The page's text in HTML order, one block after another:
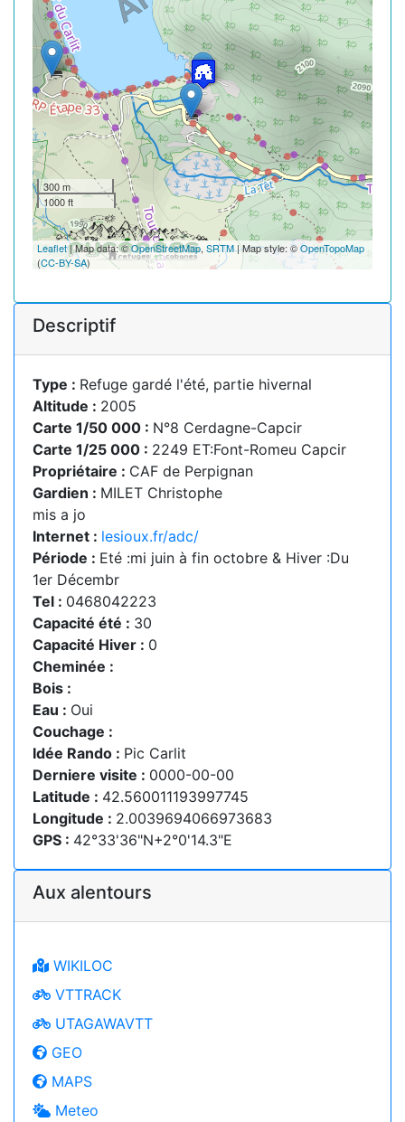
300 m
1000 ft
Leaflet| Map data: ©OpenStreetMap, SRTM| Map style: ©OpenTopoMap
(CC-BY-SA)
Descriptif
Type : Refuge gardé l'été, partie hivernal
Altitude : 2005
Carte 1/50 000 : N°8 Cerdagne-Capcir
Carte 1/25 000 : 2249 ET:Font-Romeu Capcir
Propriétaire : CAF de Perpignan
Gardien : MILET Christophe
mis a jo
Internet : lesioux.fr/adc/
Période : Eté :mi juin à fin octobre & Hiver :Du
1er Décembr
Tel : 0468042223
Capacité été : 30
Capacité Hiver : 0
Cheminée :
Bois :
Eau : Oui
Couchage :
Idée Rando : Pic Carlit
Derniere visite : 0000-00-00
Latitude : 42.560011193997745
Longitude : 2.0039694066973683
GPS : 42°33'36"N+2°0'14.3"E
Aux alentours
WIKILOC
VTTRACK
UTAGAWAVTT
GEO
MAPS
Meteo